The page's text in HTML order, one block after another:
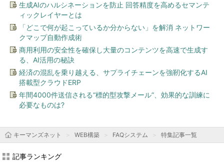
生成AIのハルシネーションを防止 回答精度を高めるセマンテ
ィックレイヤーとは
「どこで何が起こっているか分からない」を解消 ネットワー
クマップ自動作成術
商用利用の安全性を確保し大量のコンテンツを高速で生成す
る、AI活用の秘訣
経済の混乱を乗り越える、サプライチェーンを強靭化するAI
搭載型クラウドERP
年間4000件送信される“標的型攻撃メール”、効果的な訓練に
必要なものは?
キーマンズネット WEB構築 FAQシステム 特集記事一覧
記事ランキング